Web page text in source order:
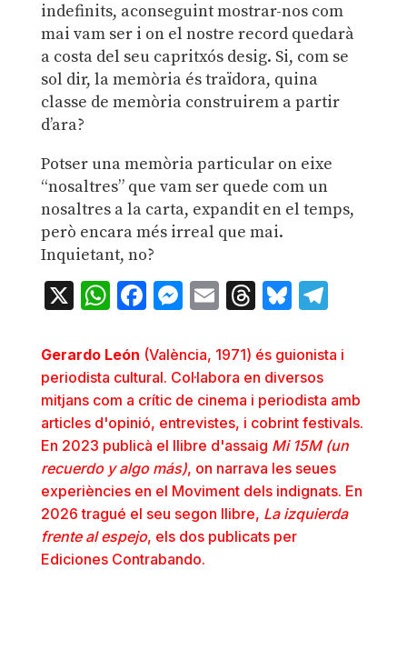
indefinits, aconseguint mostrar-nos com
mai vam ser i on el nostre record quedarà
a costa del seu capritxós desig. Si, com se
sol dir, la memòria és traïdora, quina
classe de memòria construirem a partir
d’ara?
Potser una memòria particular on eixe
“nosaltres” que vam ser quede com un
nosaltres a la carta, expandit en el temps,
però encara més irreal que mai.
Inquietant, no?
X WhatsApp
Facebook
Messenger
EmailThreads
Bluesky
Gerardo León (València, 1971) és guionista i
periodista cultural. Col·labora en diversos
mitjans com a crític de cinema i periodista amb
articles d'opinió, entrevistes, i cobrint festivals.
En 2023 publicà el llibre d'assaig Mi 15M (un
recuerdo y algo más), on narrava les seues
experiències en el Moviment dels indignats. En
2026 tragué el seu segon llibre, La izquierda
frente al espejo, els dos publicats per
Ediciones Contrabando.